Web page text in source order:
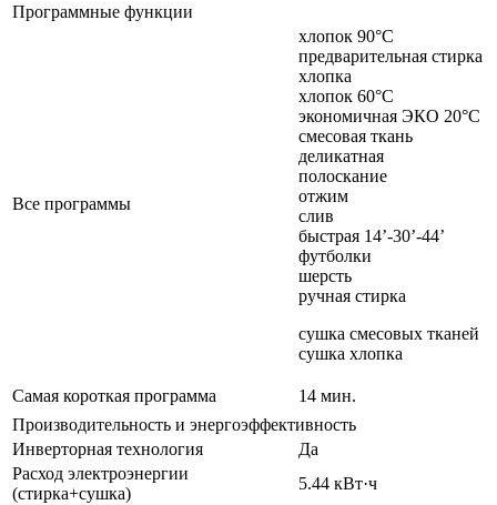
Программные функции
Все программы
хлопок 90°С
предварительная стирка
хлопка
хлопок 60°С
экономичная ЭКО 20°С
смесовая ткань
деликатная
полоскание
отжим
слив
быстрая 14’-30’-44’
футболки
шерсть
ручная стирка
сушка смесовых тканей
сушка хлопка
Самая короткая программа
14 мин.
Производительность и энергоэффективность
Инверторная технология
Да
Расход электроэнергии
(стирка+сушка)
5.44 кВт·ч